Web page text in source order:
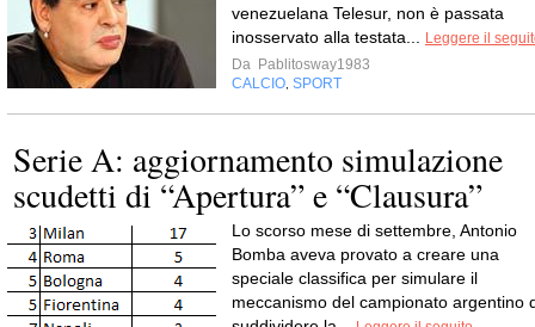
venezuelana Telesur, non è passata
inosservato alla testata...
Leggere il
Da Pablitosway1983
CALCIO SPORT
Serie A: aggiornamento simulazione
scudetti di “Apertura” e “Clausura”
Lo scorso mese di settembre, Antonio
Bomba aveva provato a creare una
speciale classifica per simulare il
meccanismo del campionato argentino